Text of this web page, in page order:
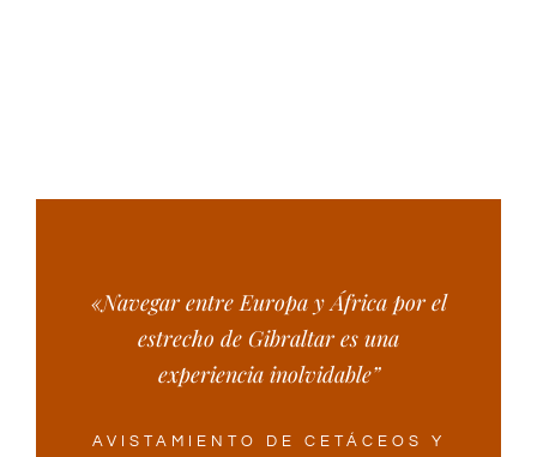
«Navegar entre Europa y África por el
estrecho de Gibraltar es una
experiencia inolvidable”
AVISTAMIENTO DE CETÁCEOS Y